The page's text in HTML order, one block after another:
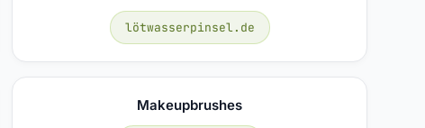
lötwasserpinsel.de
Makeupbrushes